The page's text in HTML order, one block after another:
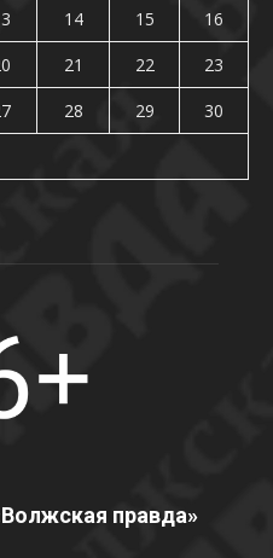
14 15
16
21 22
23
28 29
30
правда»